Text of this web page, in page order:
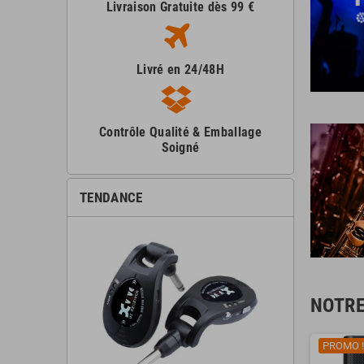
Livraison Gratuite dès 99 €
Livré en 24/48H
Contrôle Qualité & Emballage
Soigné
TENDANCE
PROMO !